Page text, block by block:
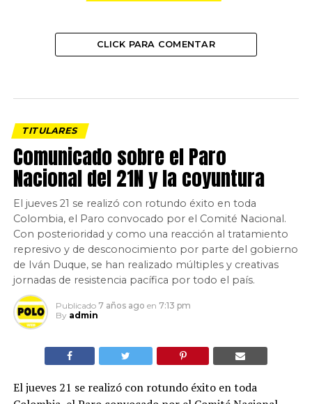
CLICK PARA COMENTAR
TITULARES
Comunicado sobre el Paro
Nacional del 21N y la coyuntura
El jueves 21 se realizó con rotundo éxito en toda
Colombia, el Paro convocado por el Comité Nacional.
Con posterioridad y como una reacción al tratamiento
represivo y de desconocimiento por parte del gobierno
de Iván Duque, se han realizado múltiples y creativas
jornadas de resistencia pacífica por todo el país.
Publicado 7 años ago en 7:13 pm
By admin
El jueves 21 se realizó con rotundo éxito en toda